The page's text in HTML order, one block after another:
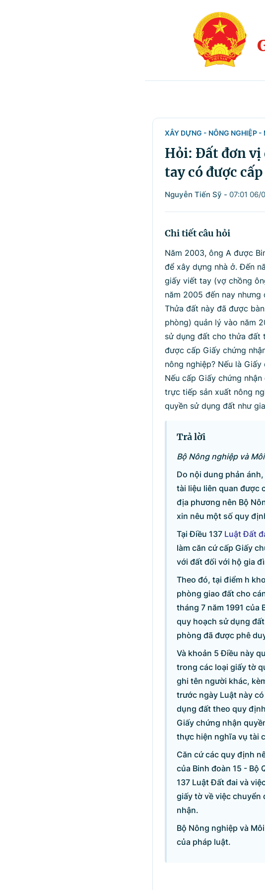
XÂY DỰNG - NÔNG NGHIỆP -
Hỏi: Đất đơn vị
tay có được cấp
Nguyễn Tiến Sỹ - 07:01 06/
Chi tiết câu hỏi
Năm 2003, ông A được
để xây dựng nhà ở. Đến
giấy viết tay (vợ chồng
năm 2005 đến nay
Thửa đất này đã được
phòng) quản lý vào năm
sử dụng đất cho thửa đất
được cấp Giấy chứng
nông nghiệp? Nếu là
Nếu cấp Giấy chứng
trực tiếp sản xuất nông
quyền sử dụng đất như
Trả lời
Bộ Nông nghiệp và
Do nội dung phản
tài liệu liên quan được
địa phương nên Bộ
xin nêu một số quy
Tại Điều 137 Luật Đất
làm căn cứ cấp Giấy
với đất đối với hộ gia
Theo đó, tại điểm h
phòng giao đất cho
tháng 7 năm 1991 của
quy hoạch sử dụng
phòng đã được phê
Và khoản 5 Điều này
trong các loại giấy tờ
ghi tên người khác,
trước ngày Luật này
dụng đất theo quy
Giấy chứng nhận
thực hiện nghĩa vụ tài
Căn cứ các quy định
của Binh đoàn 15 - Bộ
137 Luật Đất đai và
giấy tờ về việc chuyển
nhận.
Bộ Nông nghiệp và
của pháp luật.